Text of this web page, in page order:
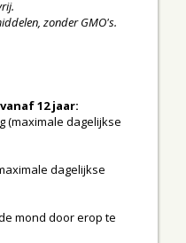
zonder GMO's.
12 jaar:
(maximale dagelijkse
dagelijkse
mond door erop te